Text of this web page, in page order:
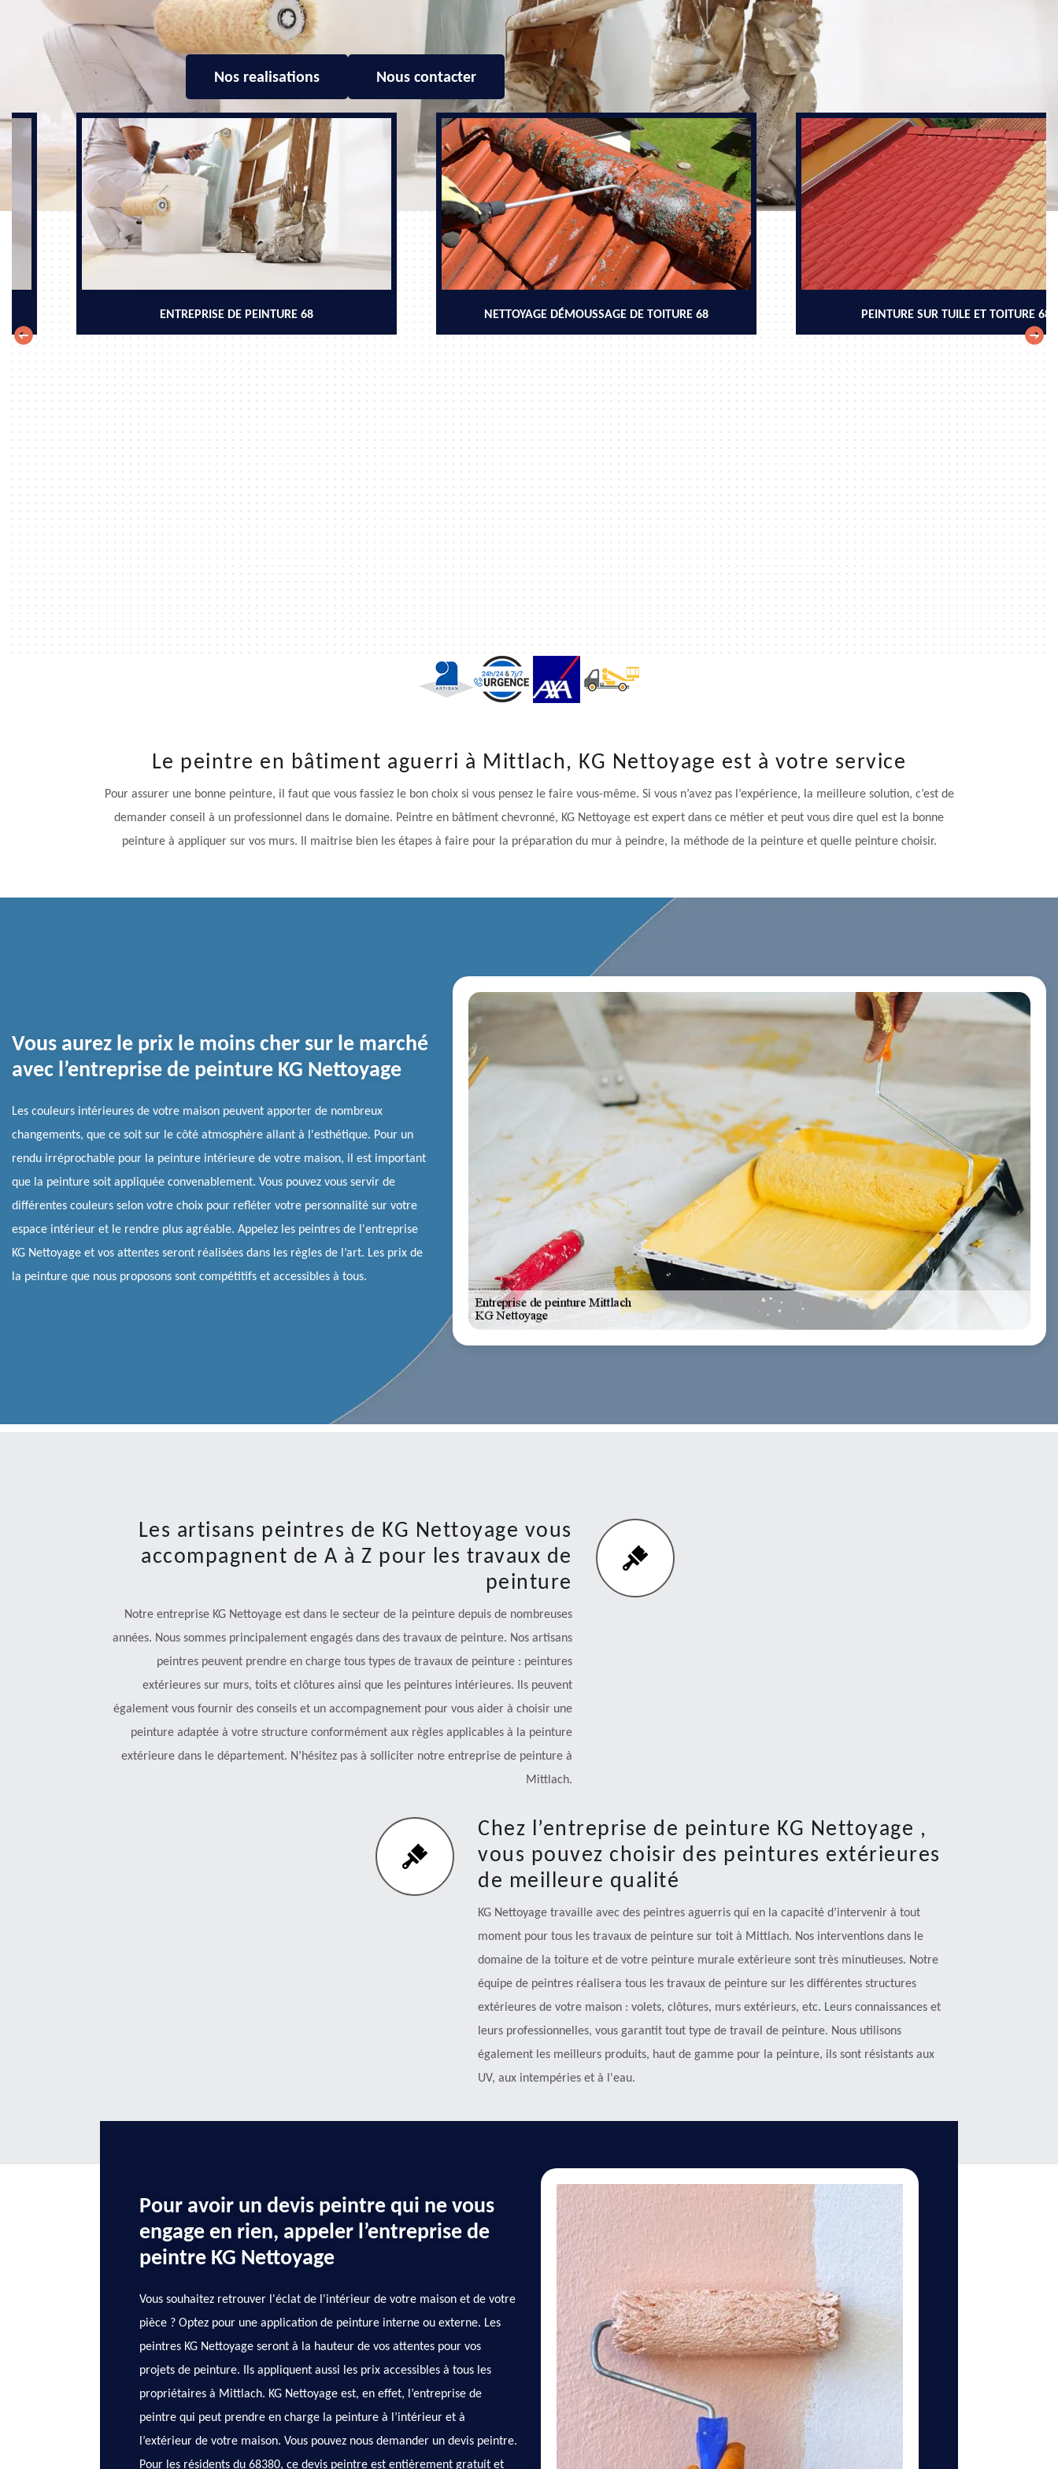
Nos realisations Nous contacter
ENTREPRISE DE PEINTURE 68 NETTOYAGE DÉMOUSSAGE DE TOITURE 68 PEINTURE SUR TUILE ET TOITURE 68
Le peintre en bâtiment aguerri à Mittlach, KG Nettoyage est à votre service
Pour assurer une bonne peinture, il faut que vous fassiez le bon choix si vous pensez le faire vous-même. Si vous n’avez pas l’expérience, la meilleure solution, c’est de
demander conseil à un professionnel dans le domaine. Peintre en bâtiment chevronné, KG Nettoyage est expert dans ce métier et peut vous dire quel est la bonne
peinture à appliquer sur vos murs. Il maitrise bien les étapes à faire pour la préparation du mur à peindre, la méthode de la peinture et quelle peinture choisir.
Vous aurez le prix le moins cher sur le marché
avec l’entreprise de peinture KG Nettoyage
Les couleurs intérieures de votre maison peuvent apporter de nombreux
changements, que ce soit sur le côté atmosphère allant à l'esthétique. Pour un
rendu irréprochable pour la peinture intérieure de votre maison, il est important
que la peinture soit appliquée convenablement. Vous pouvez vous servir de
différentes couleurs selon votre choix pour refléter votre personnalité sur votre
espace intérieur et le rendre plus agréable. Appelez les peintres de l'entreprise
KG Nettoyage et vos attentes seront réalisées dans les règles de l’art. Les prix de
la peinture que nous proposons sont compétitifs et accessibles à tous.
Les artisans peintres de KG Nettoyage vous
accompagnent de A à Z pour les travaux de
peinture
Notre entreprise KG Nettoyage est dans le secteur de la peinture depuis de nombreuses
années. Nous sommes principalement engagés dans des travaux de peinture. Nos artisans
peintres peuvent prendre en charge tous types de travaux de peinture : peintures
extérieures sur murs, toits et clôtures ainsi que les peintures intérieures. Ils peuvent
également vous fournir des conseils et un accompagnement pour vous aider à choisir une
peinture adaptée à votre structure conformément aux règles applicables à la peinture
extérieure dans le département. N’hésitez pas à solliciter notre entreprise de peinture à
Mittlach.
Chez l’entreprise de peinture KG Nettoyage ,
vous pouvez choisir des peintures extérieures
de meilleure qualité
KG Nettoyage travaille avec des peintres aguerris qui en la capacité d’intervenir à tout
moment pour tous les travaux de peinture sur toit à Mittlach. Nos interventions dans le
domaine de la toiture et de votre peinture murale extérieure sont très minutieuses. Notre
équipe de peintres réalisera tous les travaux de peinture sur les différentes structures
extérieures de votre maison : volets, clôtures, murs extérieurs, etc. Leurs connaissances et
leurs professionnelles, vous garantit tout type de travail de peinture. Nous utilisons
également les meilleurs produits, haut de gamme pour la peinture, ils sont résistants aux
UV, aux intempéries et à l'eau.
Pour avoir un devis peintre qui ne vous
engage en rien, appeler l’entreprise de
peintre KG Nettoyage
Vous souhaitez retrouver l'éclat de l'intérieur de votre maison et de votre
pièce ? Optez pour une application de peinture interne ou externe. Les
peintres KG Nettoyage seront à la hauteur de vos attentes pour vos
projets de peinture. Ils appliquent aussi les prix accessibles à tous les
propriétaires à Mittlach. KG Nettoyage est, en effet, l’entreprise de
peintre qui peut prendre en charge la peinture à l’intérieur et à
l’extérieur de votre maison. Vous pouvez nous demander un devis peintre.
Pour les résidents du 68380, ce devis peintre est entièrement gratuit et